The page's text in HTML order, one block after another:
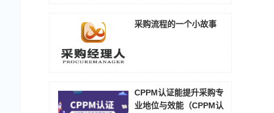
采购流程的一个小故事
CPPM认证能提升采购专
业地位与效能（CPPM认